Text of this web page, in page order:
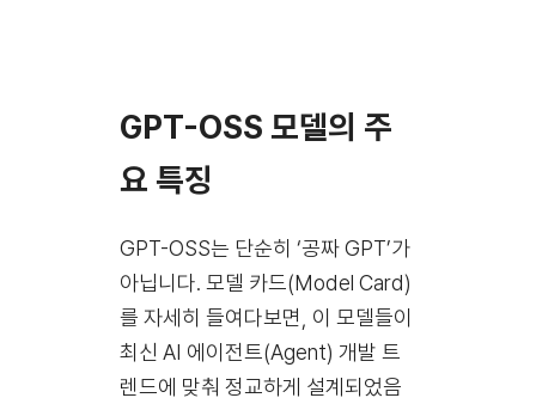
GPT-OSS 모델의 주
요 특징
GPT-OSS는 단순히 ‘공짜 GPT’가
아닙니다. 모델 카드(Model Card)
를 자세히 들여다보면, 이 모델들이
최신 AI 에이전트(Agent) 개발 트
렌드에 맞춰 정교하게 설계되었음